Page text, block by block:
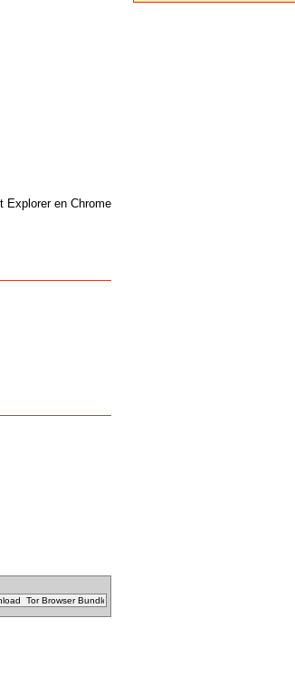
Explorer en Chrome